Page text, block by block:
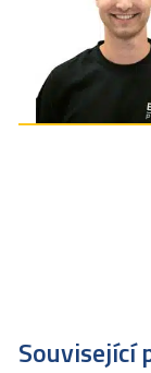
Související